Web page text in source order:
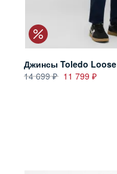
Джинсы Toledo Loose
14 699
11 799